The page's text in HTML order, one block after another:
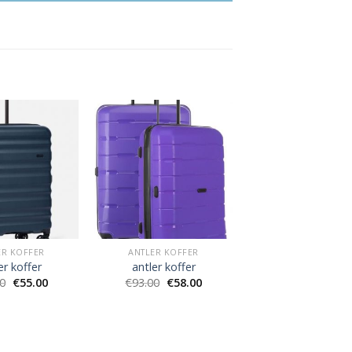
KOFFER
koffer
€55.00
ANTLER KOFFER
antler koffer
€93.00 €58.00